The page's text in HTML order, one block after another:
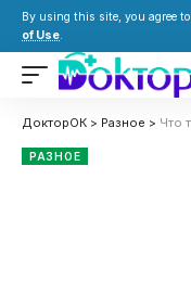
By using this site, you agree
of Use.
ДокторОК > Разное > Что
РАЗНОЕ